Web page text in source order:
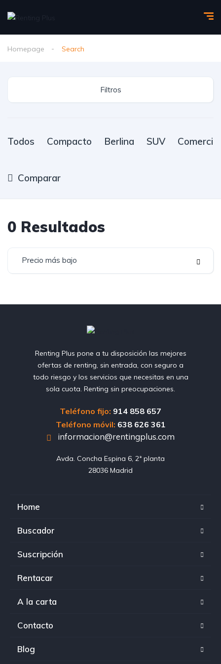
Homepage Search
Filtros
Todos Compacto Berlina SUV Comercial
Comparar
0 Resultados
Precio más bajo
Renting Plus pone a tu disposición las mejores
ofertas de renting, sin entrada, con seguro a
todo riesgo y los servicios que necesitas en una
sola cuota. Renting sin preocupaciones.
Teléfono fijo: 914 858 657
Teléfono móvil: 638 626 361
informacion@rentingplus.com
Avda. Concha Espina 6, 2ª planta
28036 Madrid
Home
Buscador
Suscripción
Rentacar
A la carta
Contacto
Blog